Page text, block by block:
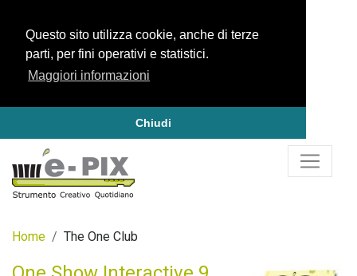
Questo sito utilizza cookie, anche di terze
parti, per fini operativi e statistici.
Maggiori informazioni
Chiudi
Home The One Club